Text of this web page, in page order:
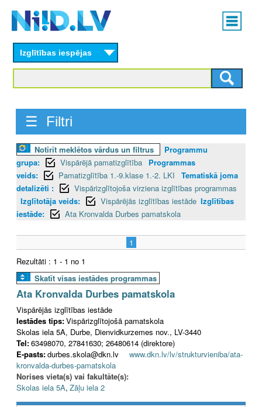
content
Main
menu
Izglītības iespējas
☰ Filtri
Notīrīt meklētos vārdus un filtrus
Programmu
grupa:
Vispārējā pamatizglītība
Programmas
veids:
Pamatizglītība 1.-9.klase 1.-2. LKI
Tematiskā joma
detalizēti :
Vispārizglītojoša virziena izglītības programmas
Izglītotāja veids:
Vispārējās izglītības iestāde Izglītības
iestāde:
Ata Kronvalda Durbes pamatskola
1
Rezultāti : 1 - 1 no 1
Skatīt visas iestādes programmas
Ata Kronvalda Durbes pamatskola
Vispārējās izglītības iestāde
Iestādes tips:Vispārizglītojošā pamatskola
Skolas iela 5A, Durbe, Dienvidkurzemes nov., LV-3440
Tel:63498070, 27841630; 26480614 (direktore)
E-pasts:durbes.skola@dkn.lv www.dkn.lv/lv/strukturvieniba/ata-
kronvalda-durbes-pamatskola
Norises vieta(s) vai fakultāte(s):
Skolas iela 5A, Zāļu iela 2